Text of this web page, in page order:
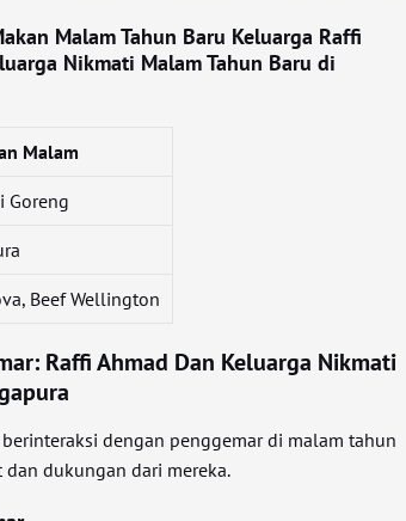
Malam Tahun Baru Keluarga Raffi
Nikmati Malam Tahun Baru di
Malam
Goreng
Beef Wellington
Raffi Ahmad Dan Keluarga Nikmati
dengan penggemar di malam tahun
dukungan dari mereka.